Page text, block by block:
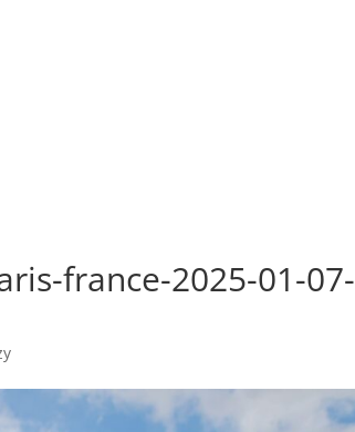
france-2025-01-07-